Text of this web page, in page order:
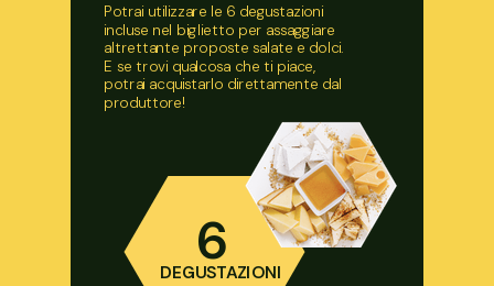
Potrai utilizzare le 6 degustazioni
incluse nel biglietto per assaggiare
altrettante proposte salate e dolci.
E se trovi qualcosa che ti piace,
potrai acquistarlo direttamente dal
produttore!
6
DEGUSTAZIONI